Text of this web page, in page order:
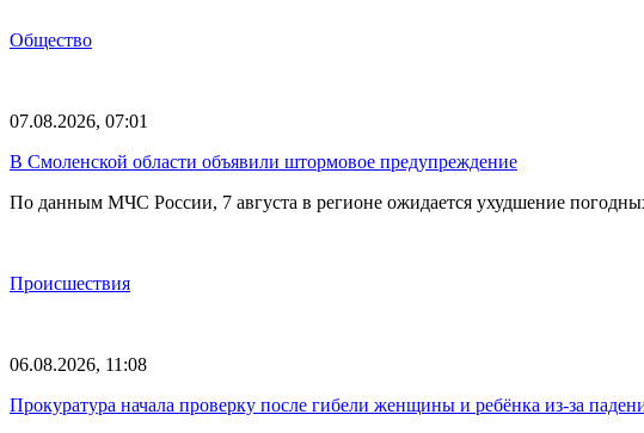
Общество
07.08.2026, 07:01
В Смоленской области объявили штормовое предупреждение
По данным МЧС России, 7 августа в регионе ожидается ухудшение
Происшествия
06.08.2026, 11:08
Прокуратура начала проверку после гибели женщины и ребёнка из-за